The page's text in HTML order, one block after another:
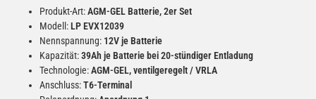
Produkt-Art:AGM-GEL Batterie, 2er Set
Modell:LP EVX12039
Nennspannung: 12V je Batterie
Kapazität:39Ah je Batterie bei 20-stündiger Entladung
Technologie:AGM-GEL, ventilgeregelt / VRLA
Anschluss:T6-Terminal